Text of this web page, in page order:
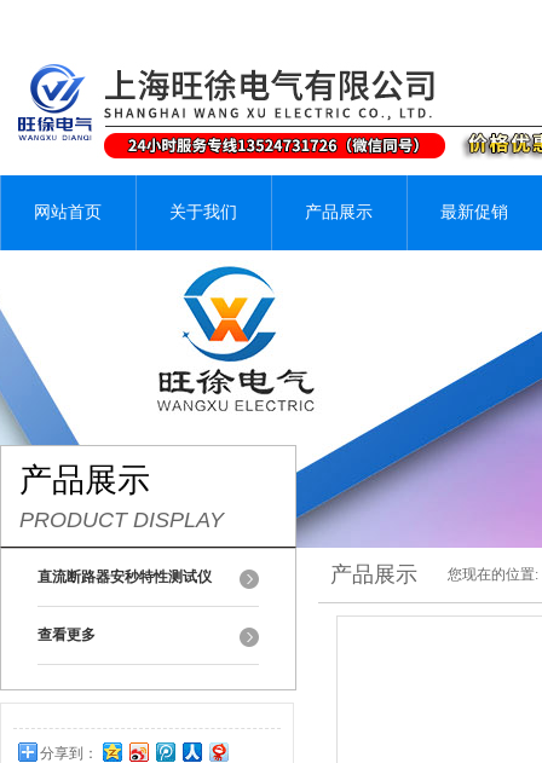
网站首页 关于我们 产品展示 最新促销
产品展示
PRODUCT DISPLAY
直流断路器安秒特性测试仪
查看更多
分享到：
产品展示 您现在的位置: